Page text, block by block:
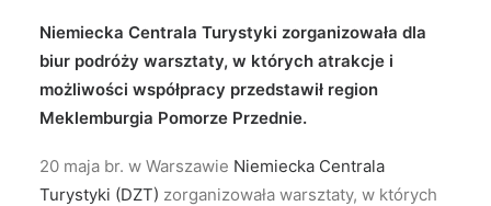
Niemiecka Centrala Turystyki zorganizowała dla
biur podróży warsztaty, w których atrakcje i
możliwości współpracy przedstawił region
Meklemburgia Pomorze Przednie.
20 maja br. w Warszawie Niemiecka Centrala
Turystyki (DZT) zorganizowała warsztaty, w których